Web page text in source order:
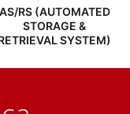
AS/RS (AUTOMATED
STORAGE &
SYSTEM)